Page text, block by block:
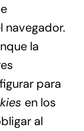
navegador.
la
para
en los
al